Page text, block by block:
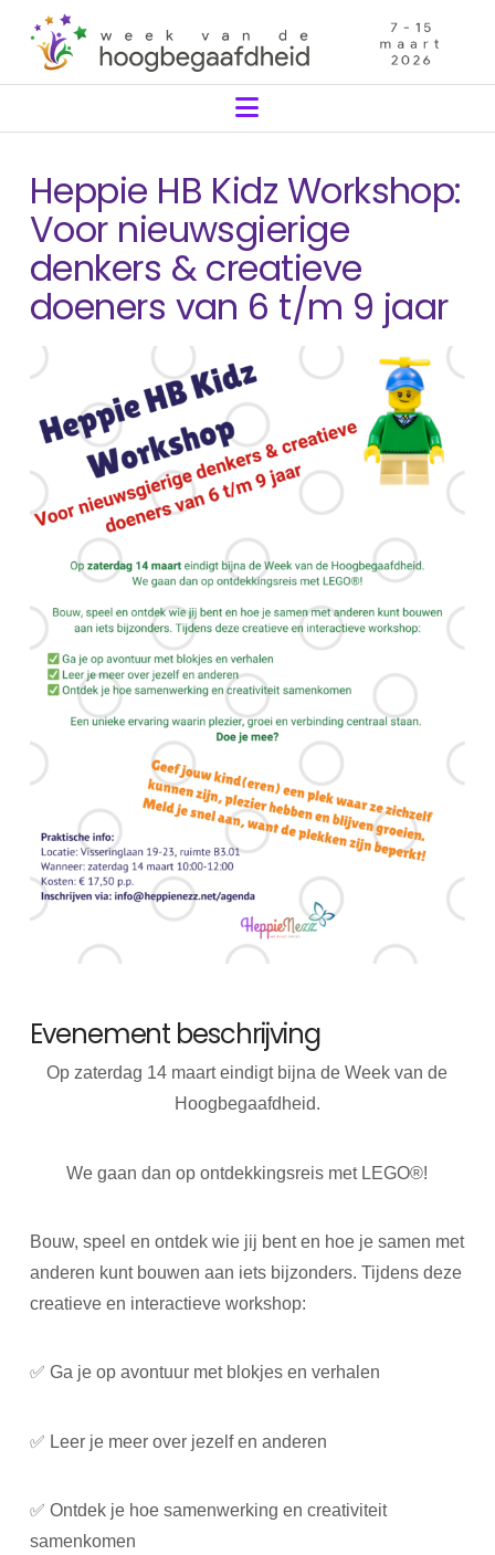
Navigation
Heppie HB Kidz Workshop:
Voor nieuwsgierige
denkers & creatieve
doeners van 6 t/m 9 jaar
Evenement beschrijving
Op zaterdag 14 maarteindigt bijna de Week van de
Hoogbegaafdheid.
We gaan dan op ontdekkingsreis met LEGO®!
Bouw, speel en ontdek wie jij bent en hoe je samen met
anderen kunt bouwen aan iets bijzonders. Tijdens deze
creatieve en interactieve workshop:
✅ Ga je op avontuur met blokjes en verhalen
✅ Leer je meer over jezelf en anderen
✅ Ontdek je hoe samenwerking en creativiteit
samenkomen